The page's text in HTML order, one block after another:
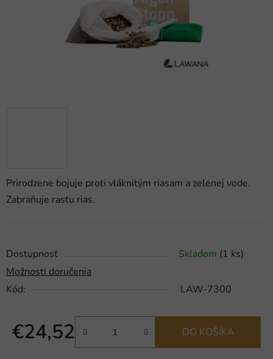
Prirodzene bojuje proti vláknitým riasam a zelenej vode.
Zabraňuje rastu rias.
Dostupnosť Skladom (1 ks)
Možnosti doručenia
Kód:
LAW-7300
€24,52
Jednotková cena:
DO KOŠÍKA